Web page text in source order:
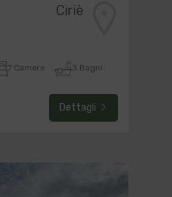
Ciriè
7 Camere 3 Bagni
Dettagli